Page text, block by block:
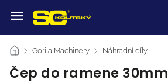
/ Gorila Machinery / Náhradní díly
Čep do ramene 30mm